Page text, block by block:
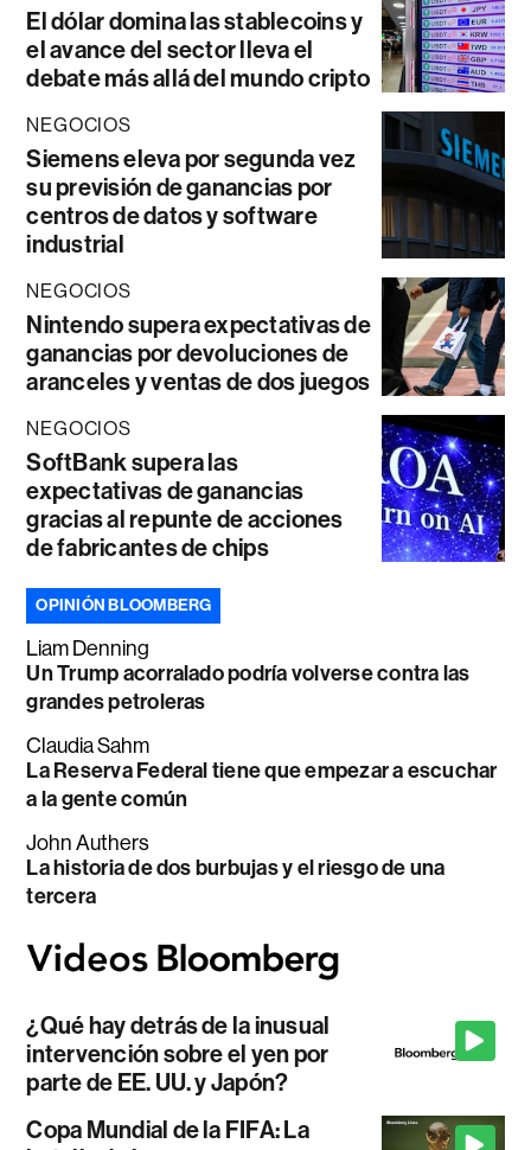
El dólar domina las stablecoins y
el avance del sector lleva el
debate más allá del mundo cripto
NEGOCIOS
Siemens eleva por segunda vez
su previsión de ganancias por
centros de datos y software
industrial
NEGOCIOS
Nintendo supera expectativas de
ganancias por devoluciones de
aranceles y ventas de dos juegos
NEGOCIOS
SoftBank supera las
expectativas de ganancias
gracias al repunte de acciones
de fabricantes de chips
OPINIÓN BLOOMBERG
Liam Denning
Un Trump acorralado podría volverse contra las
grandes petroleras
Claudia Sahm
La Reserva Federal tiene que empezar a escuchar
a la gente común
John Authers
La historia de dos burbujas y el riesgo de una
tercera
¿Qué hay detrás de la inusual
intervención sobre el yen por
parte de EE. UU. y Japón?
Copa Mundial de la FIFA: La